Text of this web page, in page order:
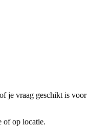
je vraag geschikt is voor
of op locatie.